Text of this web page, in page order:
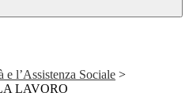
e l’Assistenza Sociale >
LAVORO